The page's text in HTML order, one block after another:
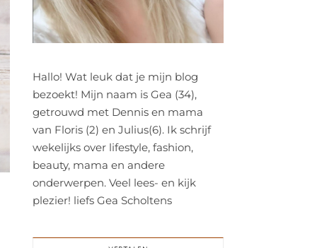
Hallo! Wat leuk dat je mijn blog
bezoekt! Mijn naam is Gea (34),
getrouwd met Dennis en mama
van Floris (2) en Julius(6). Ik schrijf
wekelijks over lifestyle, fashion,
beauty, mama en andere
onderwerpen. Veel lees- en kijk
plezier! liefs Gea Scholtens